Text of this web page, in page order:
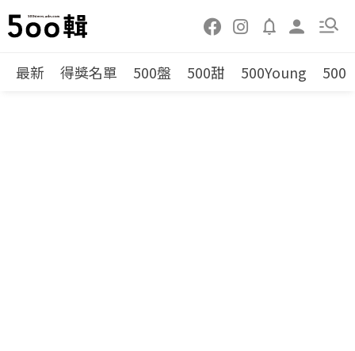
最新 得獎名單 500盤 500甜 500Young 500